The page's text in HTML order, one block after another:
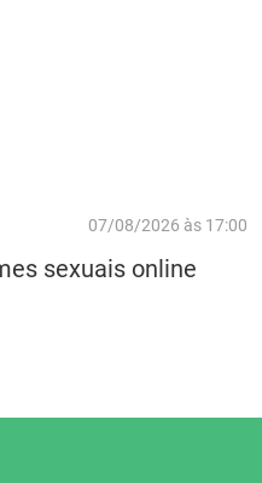
07/08/2026 às 17:00
sexuais online